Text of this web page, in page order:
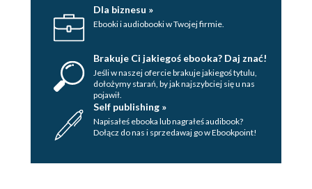
Dla biznesu »
Ebooki i audiobooki w Twojej firmie.
Brakuje Ci jakiegoś ebooka? Daj znać!
Jeśli w naszej ofercie brakuje jakiegoś tytulu,
dołożymy starań, by jak najszybciej się u nas
pojawił.
Self publishing »
Napisałeś ebooka lub nagrałeś audibook?
Dołącz do nas i sprzedawaj go w Ebookpoint!